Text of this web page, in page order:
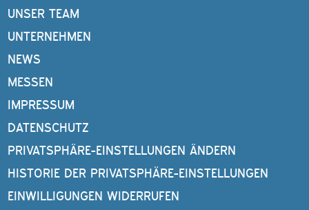
UNSER TEAM
UNTERNEHMEN
NEWS
MESSEN
IMPRESSUM
DATENSCHUTZ
PRIVATSPHÄRE-EINSTELLUNGEN ÄNDERN
HISTORIE DER PRIVATSPHÄRE-EINSTELLUNGEN
EINWILLIGUNGEN WIDERRUFEN